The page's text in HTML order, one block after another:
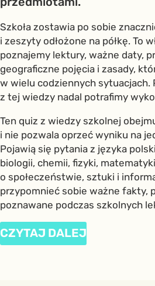
Szkoła zostawia po sobie
i zeszyty odłożone na półkę. To
poznajemy lektury, ważne daty,
geograficzne pojęcia i zasady,
w wielu codziennych sytuacjach.
z tej wiedzy nadal potrafimy
Ten quiz z wiedzy szkolnej
i nie pozwala oprzeć wyniku na
Pojawią się pytania z języka
biologii, chemii, fizyki,
o społeczeństwie, sztuki i
przypomnieć sobie ważne fakty,
poznawane podczas szkolnych
CZYTAJ DALEJ